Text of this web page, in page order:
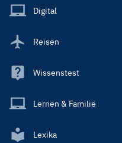
Main
Digital
Reisen
Wissenstest
Lernen & Familie
Lexika